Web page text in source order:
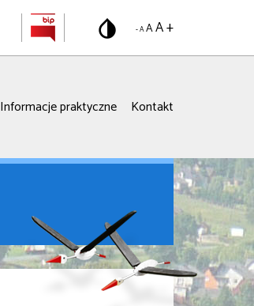
- A AA +
Informacje praktyczne Kontakt